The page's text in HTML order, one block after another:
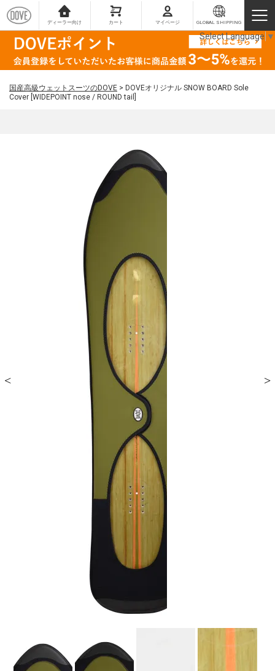
ディーラー向け カート マイページ GLOBAL SHIPPING
国産高級ウェットスーツのDOVE > DOVEオリジナル SNOW BOARD Sole
Cover [WIDEPOINT nose / ROUND tail]
Select Language ▼